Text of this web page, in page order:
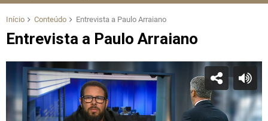
Início Conteúdo Entrevista a Paulo Arraiano
Entrevista a Paulo Arraiano